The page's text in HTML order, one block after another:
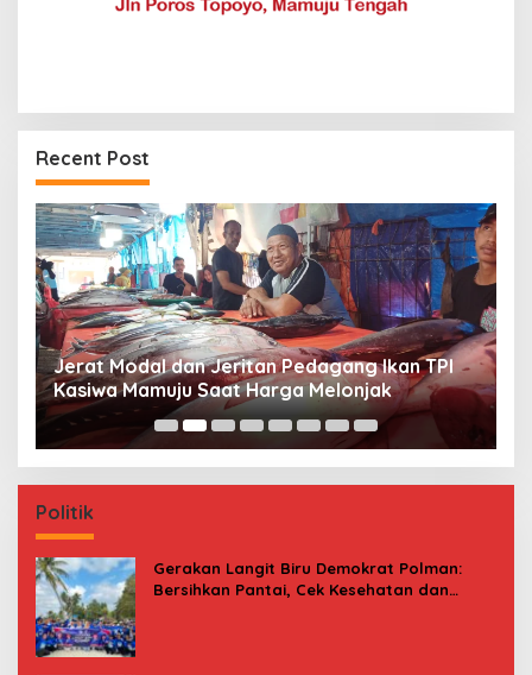
Recent Post
Jerat Modal dan Jeritan Pedagang Ikan TPI
Kasiwa Mamuju Saat Harga Melonjak
Politik
Gerakan Langit Biru Demokrat Polman:
Bersihkan Pantai, Cek Kesehatan dan